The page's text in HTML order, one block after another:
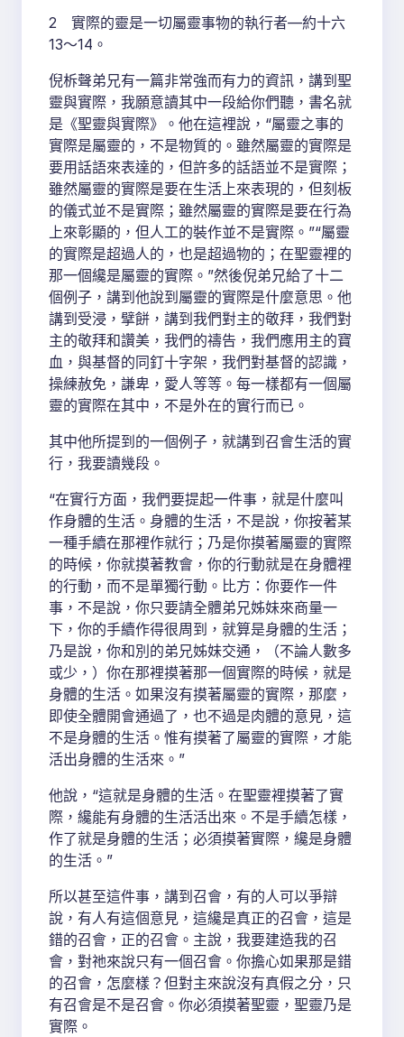
2 實際的靈是一切屬靈事物的執行者—約十六
13～14。
倪柝聲弟兄有一篇非常強而有力的資訊，講到聖
靈與實際，我願意讀其中一段給你們聽，書名就
是《聖靈與實際》。他在這裡說，“屬靈之事的
實際是屬靈的，不是物質的。雖然屬靈的實際是
要用話語來表達的，但許多的話語並不是實際；
雖然屬靈的實際是要在生活上來表現的，但刻板
的儀式並不是實際；雖然屬靈的實際是要在行為
上來彰顯的，但人工的裝作並不是實際。”“屬靈
的實際是超過人的，也是超過物的；在聖靈裡的
那一個纔是屬靈的實際。”然後倪弟兄給了十二
個例子，講到他說到屬靈的實際是什麼意思。他
講到受浸，擘餅，講到我們對主的敬拜，我們對
主的敬拜和讚美，我們的禱告，我們應用主的寶
血，與基督的同釘十字架，我們對基督的認識，
操練赦免，謙卑，愛人等等。每一樣都有一個屬
靈的實際在其中，不是外在的實行而已。
其中他所提到的一個例子，就講到召會生活的實
行，我要讀幾段。
“在實行方面，我們要提起一件事，就是什麼叫
作身體的生活。身體的生活，不是說，你按著某
一種手續在那裡作就行；乃是你摸著屬靈的實際
的時候，你就摸著教會，你的行動就是在身體裡
的行動，而不是單獨行動。比方：你要作一件
事，不是說，你只要請全體弟兄姊妹來商量一
下，你的手續作得很周到，就算是身體的生活；
乃是說，你和別的弟兄姊妹交通，（不論人數多
或少，）你在那裡摸著那一個實際的時候，就是
身體的生活。如果沒有摸著屬靈的實際，那麼，
即使全體開會通過了，也不過是肉體的意見，這
不是身體的生活。惟有摸著了屬靈的實際，才能
活出身體的生活來。”
他說，“這就是身體的生活。在聖靈裡摸著了實
際，纔能有身體的生活活出來。不是手續怎樣，
作了就是身體的生活；必須摸著實際，纔是身體
的生活。”
所以甚至這件事，講到召會，有的人可以爭辯
說，有人有這個意見，這纔是真正的召會，這是
錯的召會，正的召會。主說，我要建造我的召
會，對祂來說只有一個召會。你擔心如果那是錯
的召會，怎麼樣？但對主來說沒有真假之分，只
有召會是不是召會。你必須摸著聖靈，聖靈乃是
實際。